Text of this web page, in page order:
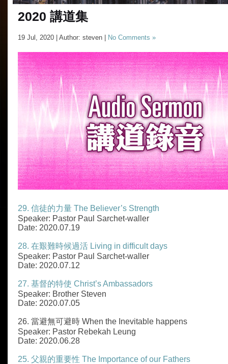
2020 講道集
19 Jul, 2020 | Author: steven | No Comments »
29. 信徒的力量 The Believer’s Strength
Speaker: Pastor Paul Sarchet-waller
Date: 2020.07.19
28. 在艱難時候過活 Living in difficult days
Speaker: Pastor Paul Sarchet-waller
Date: 2020.07.12
27. 基督的特使 Christ’s Ambassadors
Speaker: Brother Steven
Date: 2020.07.05
26. 當避無可避時 When the Inevitable happens
Speaker: Pastor Rebekah Leung
Date: 2020.06.28
25. 父親的重要性 The Importance of our Fathers